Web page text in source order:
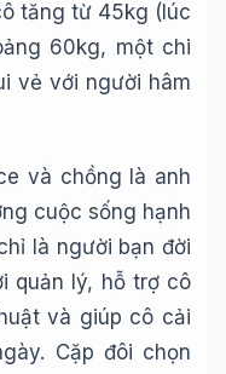
tăng từ 45kg (lúc
60kg, một chi
vẻ với người hâm
và chồng là anh
cuộc sống hạnh
là người bạn đời
quản lý, hỗ trợ cô
và giúp cô cải
Cặp đôi chọn